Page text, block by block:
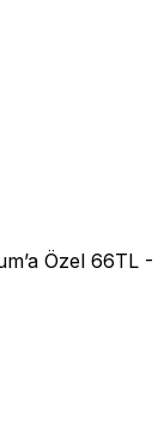
Özel 66TL -